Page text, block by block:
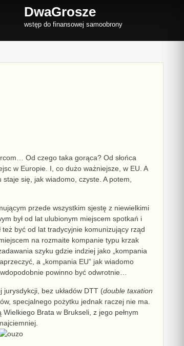
DwaGrosze
wstęp do finansowej samoobrony
Od czego taka gorąca? Od słońca
w Europie. I, co dużo ważniejsze, w EU. A
się, jak wiadomo, czyste. A potem,
przede wszystkim sjestę z niewielkimi
był od lat ulubionym miejscem spotkań i
też być od lat tradycyjnie komunizujący rząd
na rozmaite kompanie typu krzak
adawania szyku gdzie indziej jako „kompania
a „kompania EU” jak wiadomo
powinno być odwrotnie…
jurysdykcji, bez układów DTT (double taxation
specjalnego pożytku jednak raczej nie ma.
Brata w Brukseli, z jego pełnym